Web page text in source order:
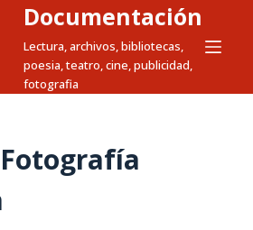
Documentación
Lectura, archivos, bibliotecas,
poesia, teatro, cine, publicidad,
fotografia